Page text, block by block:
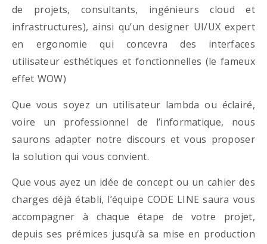
de projets, consultants, ingénieurs cloud et
infrastructures), ainsi qu’un designer UI/UX expert
en ergonomie qui concevra des interfaces
utilisateur esthétiques et fonctionnelles (le fameux
effet WOW)
Que vous soyez un utilisateur lambda ou éclairé,
voire un professionnel de l’informatique, nous
saurons adapter notre discours et vous proposer
la solution qui vous convient.
Que vous ayez un idée de concept ou un cahier des
charges déjà établi, l’équipe CODE LINE saura vous
accompagner à chaque étape de votre projet,
depuis ses prémices jusqu’à sa mise en production